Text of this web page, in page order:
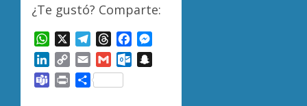
¿Te gustó? Comparte:
WhatsAppTelegram
ThreadsFacebook
LinkedIn
Copy
Link
Email GmailOutlook.com
TeamsPrintCompartir